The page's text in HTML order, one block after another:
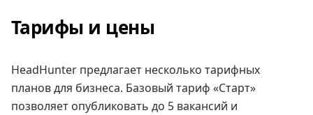
Тарифы и цены
HeadHunter предлагает несколько тарифных
планов для бизнеса. Базовый тариф «Старт»
позволяет опубликовать до 5 вакансий и